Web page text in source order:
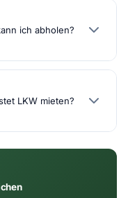
ich abholen?
LKW mieten?